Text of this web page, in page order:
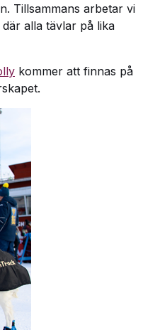
Tillsammans arbetar vi
alla tävlar på lika
kommer att finnas på